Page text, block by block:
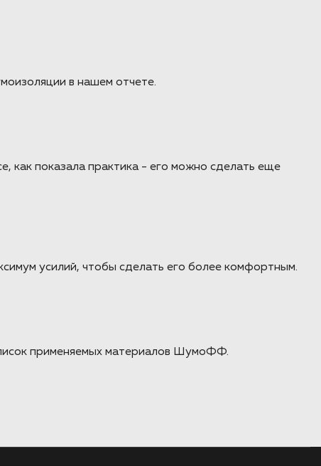
в нашем отчете.
как показала практика - его можно сделать еще
усилий, чтобы сделать его более комфортным.
применяемых материалов ШумоФФ.